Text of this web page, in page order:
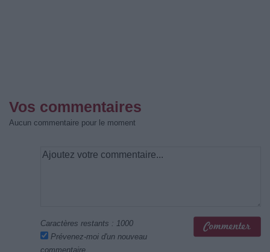
Vos commentaires
Aucun commentaire pour le moment
Caractères restants : 1000
Prévenez-moi d'un nouveau
commentaire